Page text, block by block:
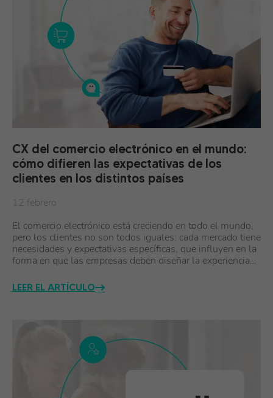
CX del comercio electrónico en el mundo:
cómo difieren las expectativas de los
clientes en los distintos países
12 febrero
El comercio electrónico está creciendo en todo el mundo,
pero los clientes no son todos iguales: cada mercado tiene
necesidades y expectativas específicas, que influyen en la
forma en que las empresas deben diseñar la experiencia…
LEER EL ARTÍCULO